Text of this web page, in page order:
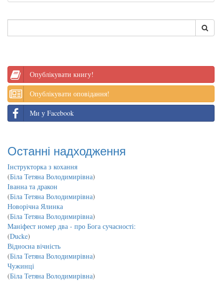
Опублікувати книгу!
Опублікувати оповідання!
Ми у Facebook
Останні надходження
Інструкторка з кохання
(Біла Тетяна Володимирівна)
Іванна та дракон
(Біла Тетяна Володимирівна)
Новорічна Ялинка
(Біла Тетяна Володимирівна)
Маніфест номер два - про Бога сучасності:
(Ducke)
Відносна вічність
(Біла Тетяна Володимирівна)
Чужинці
(Біла Тетяна Володимирівна)